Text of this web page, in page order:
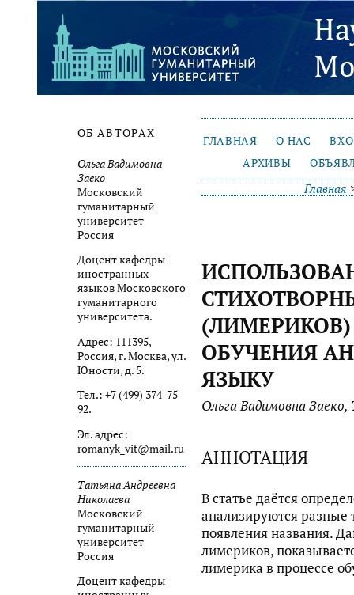
ОБ АВТОРАХ
Ольга Вадимовна
Заеко
Московский
гуманитарный
университет
Россия
Доцент кафедры
иностранных
языков Московского
гуманитарного
университета.
Адрес: 111395,
Россия, г. Москва, ул.
Юности, д. 5.
Тел.: +7 (499) 374-75-
92.
Эл. адрес:
romanyk_vit@mail.ru
Татьяна Андреевна
Николаева
Московский
гуманитарный
университет
Россия
Доцент кафедры
ГЛАВНАЯ О НАС
АРХИВЫ
Главная
ОБУЧЕНИЯ
ЯЗЫКУ
Ольга Вадимовна
АННОТАЦИЯ
В статье даётся
анализируются разные
появления названия.
лимериков,
лимерика в процессе